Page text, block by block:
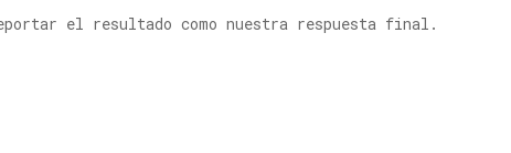
el resultado como nuestra respuesta final.